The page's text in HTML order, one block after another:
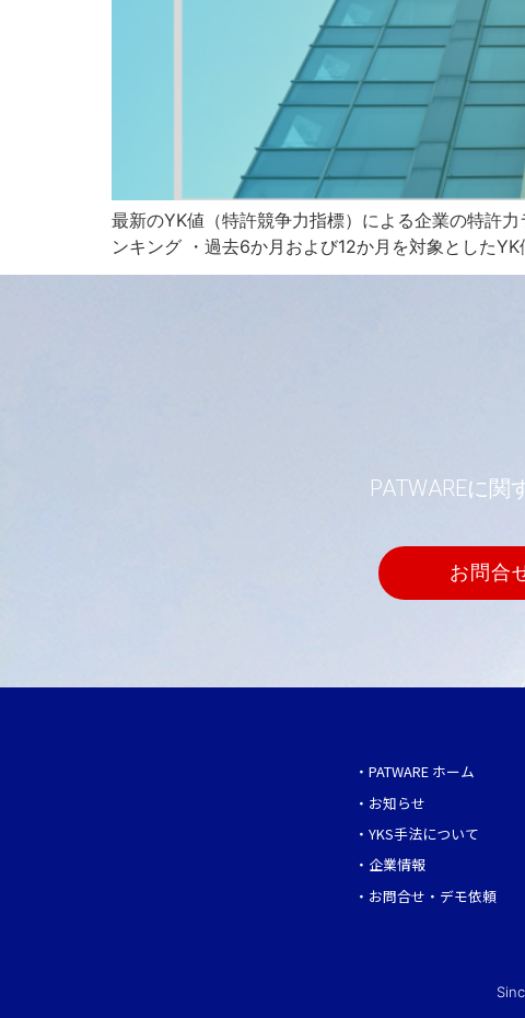
最新のYK値（特許競争力指標）による企業の特許
ンキング ・過去6か月および12か月を対象とした
PATWAREに
お問合
・ PATWARE ホーム
・ お知らせ
・ YKS手法について
・ 企業情報
・ お問合せ・デモ依頼